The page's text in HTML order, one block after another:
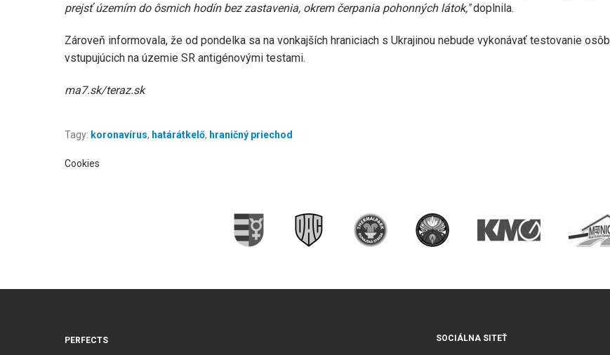
prejsť územím do ôsmich hodín bez zastavenia, okrem čerpania pohonných látok,"doplnila.
Zároveň informovala, že od pondelka sa na vonkajších hraniciach s Ukrajinou nebude vykonávať testovanie osôb
vstupujúcich na územie SR antigénovými testami.
ma7.sk/teraz.sk
Tagy: koronavírus, határátkelő, hraničný priechod
Cookies
PERFECTS
SOCIÁLNA SITEŤ